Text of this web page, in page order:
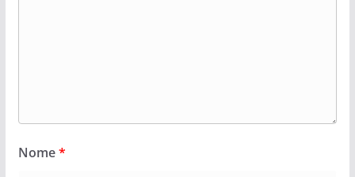
Nome*